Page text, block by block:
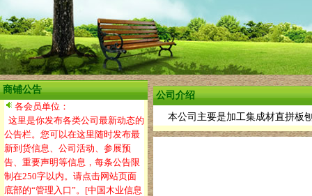
商铺公告
各会员单位：
这里是你发布各类公司最新动态的
公告栏。您可以在这里随时发布最
新到货信息、公司活动、参展预
告、重要声明等信息，每条公告限
制在250字以内。请点击网站页面
底部的“管理入口”。[中国木业信息
公司介绍
本公司主要是加工集成材直拼板